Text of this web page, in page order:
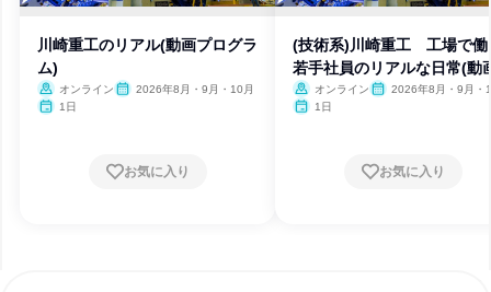
川崎重工のリアル(動画プログラ
ム)
オンライン
2026年8月・9月・10月
1日
お気に入り
(技術系)川崎重工 工場で働
若手社員のリアルな日常(動
オンライン
2026年8月・9月・
1日
お気に入り